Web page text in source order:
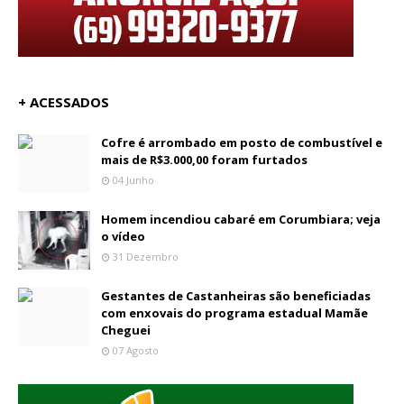
+ ACESSADOS
Cofre é arrombado em posto de combustível e
mais de R$3.000,00 foram furtados
04 Junho
Homem incendiou cabaré em Corumbiara; veja
o vídeo
31 Dezembro
Gestantes de Castanheiras são beneficiadas
com enxovais do programa estadual Mamãe
Cheguei
07 Agosto